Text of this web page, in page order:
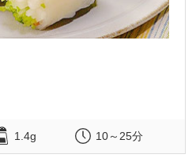
1.4g 10～25分